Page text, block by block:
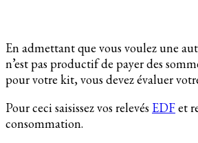
En admettant que vous voulez une
n’est pas productif de payer des
pour votre kit, vous devez évaluer
Pour ceci saisissez vos relevés EDFet
consommation.